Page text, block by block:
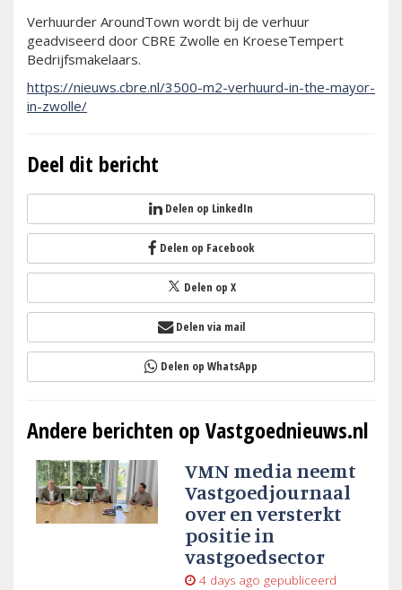
Verhuurder AroundTown wordt bij de verhuur
geadviseerd door CBRE Zwolle en KroeseTempert
Bedrijfsmakelaars.
https://nieuws.cbre.nl/3500-m2-verhuurd-in-the-mayor-
in-zwolle/
Deel dit bericht
Delen op LinkedIn
Delen op Facebook
Delen op X
Delen via mail
Delen op WhatsApp
Andere berichten op Vastgoednieuws.nl
VMN media neemt
Vastgoedjournaal
over en versterkt
positie in
vastgoedsector
4 days ago gepubliceerd